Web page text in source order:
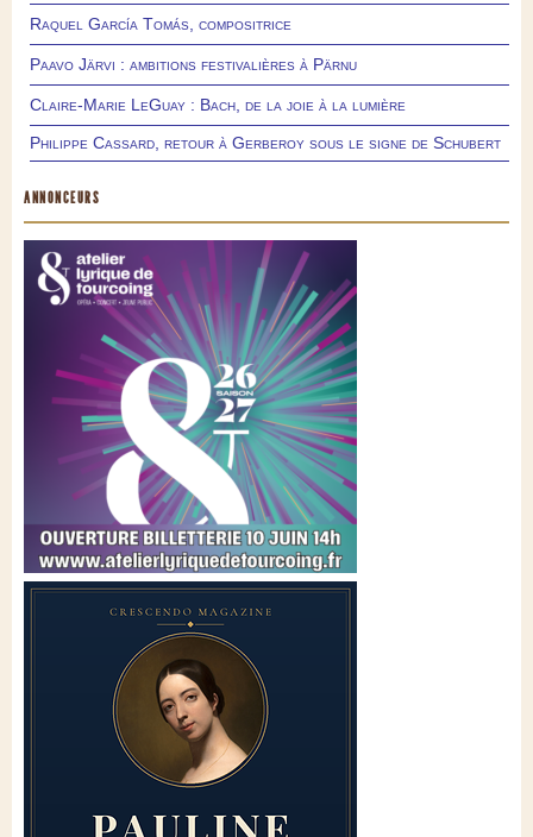
Raquel García Tomás, compositrice
Paavo Järvi : ambitions festivalières à Pärnu
Claire-Marie LeGuay : Bach, de la joie à la lumière
Philippe Cassard, retour à Gerberoy sous le signe de Schubert
ANNONCEURS